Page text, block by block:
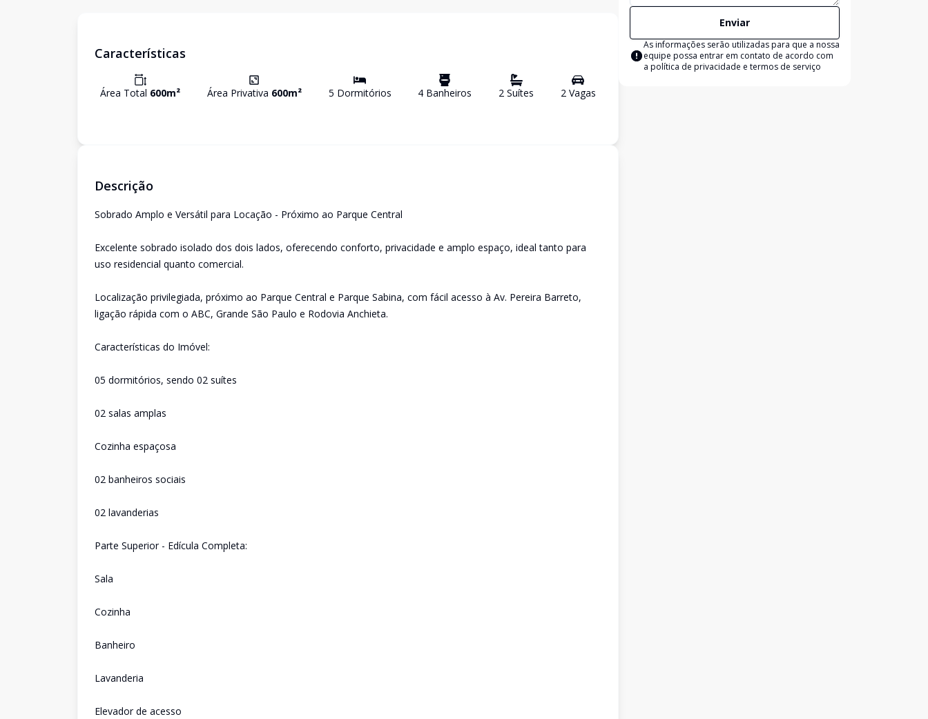
Características
Área Total 600m² Área Privativa 600m² 5 Dormitórios 4 Banheiros 2 Suítes 2Vagas
Descrição
Sobrado Amplo e Versátil para Locação - Próximo ao Parque Central
Excelente sobrado isolado dos dois lados, oferecendo conforto, privacidade e amplo espaço, ideal tanto para
uso residencial quanto comercial.
Localização privilegiada, próximo ao Parque Central e Parque Sabina, com fácil acesso à Av. Pereira Barreto,
ligação rápida com o ABC, Grande São Paulo e Rodovia Anchieta.
Características do Imóvel:
05 dormitórios, sendo 02 suítes
02 salas amplas
Cozinha espaçosa
02 banheiros sociais
02 lavanderias
Parte Superior - Edícula Completa:
Sala
Cozinha
Banheiro
Lavanderia
Elevador de acesso
Enviar
As informações serão utilizadas para que a nossa
equipe possa entrar em contato de acordo com
a política de privacidade e termos de serviço